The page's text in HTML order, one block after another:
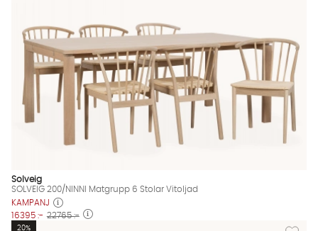
Solveig
SOLVEIG 200/NINNI Matgrupp 6 Stolar Vitoljad
KAMPANJ
16395 :- 22765 :-
Lägg
20%